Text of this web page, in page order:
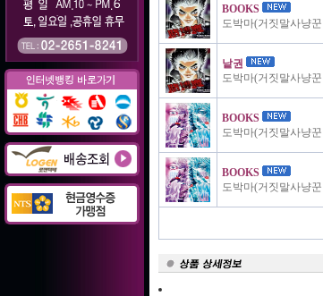
BOOKS
도박마(거짓말사냥꾼
낱권
도박마(거짓말사냥
BOOKS
도박마(거짓말사냥꾼
BOOKS
도박마(거짓말사냥꾼